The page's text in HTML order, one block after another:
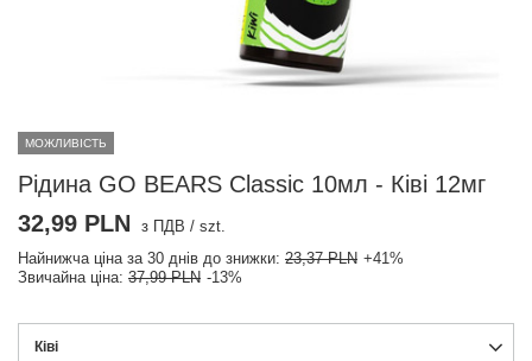
МОЖЛИВІСТЬ
Рідина GO BEARS Classic 10мл - Ківі 12мг
Ківі
32,99 PLN з ПДВ / szt.
Найнижча ціна за 30 днів до знижки: 23,37 PLN +41%
Звичайна ціна: 37,99 PLN -13%